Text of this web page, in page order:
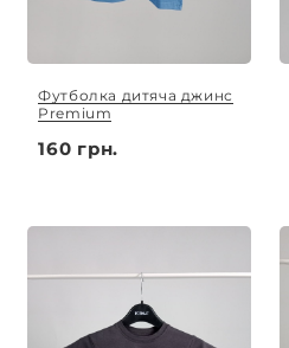
Футболка дитяча джинс
Premium
160 грн.